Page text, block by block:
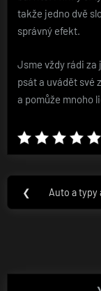
takže jedno dvě
správný efekt.
Jsme vždy rádi
psát a uvádět své
a pomůže mnoho
Navigace
pro
❮
Previous
Auto a typy